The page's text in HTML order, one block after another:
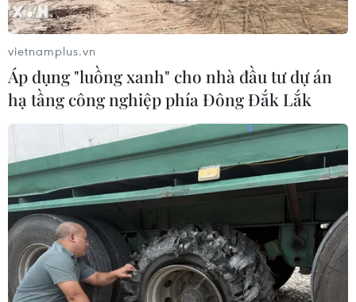
vietnamplus.vn
Áp dụng "luồng xanh" cho nhà đầu tư dự án
hạ tầng công nghiệp phía Đông Đắk Lắk